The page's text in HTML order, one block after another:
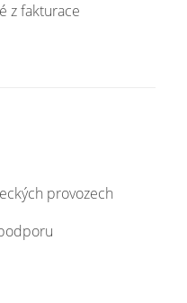
z fakturace
provozech